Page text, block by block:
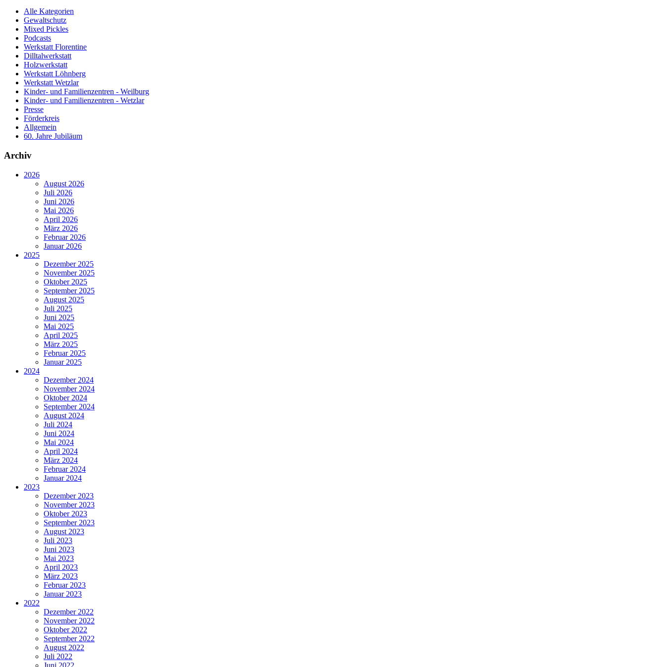
Alle Kategorien
Gewaltschutz
Mixed Pickles
Podcasts
Werkstatt Florentine
Dilltalwerkstatt
Holzwerkstatt
Werkstatt Löhnberg
Werkstatt Wetzlar
Kinder- und Familienzentren - Weilburg
Kinder- und Familienzentren - Wetzlar
Presse
Förderkreis
Allgemein
60. Jahre Jubiläum
Archiv
2026
August 2026
Juli 2026
Juni 2026
Mai 2026
April 2026
März 2026
Februar 2026
Januar 2026
2025
Dezember 2025
November 2025
Oktober 2025
September 2025
August 2025
Juli 2025
Juni 2025
Mai 2025
April 2025
März 2025
Februar 2025
Januar 2025
2024
Dezember 2024
November 2024
Oktober 2024
September 2024
August 2024
Juli 2024
Juni 2024
Mai 2024
April 2024
März 2024
Februar 2024
Januar 2024
2023
Dezember 2023
November 2023
Oktober 2023
September 2023
August 2023
Juli 2023
Juni 2023
Mai 2023
April 2023
März 2023
Februar 2023
Januar 2023
2022
Dezember 2022
November 2022
Oktober 2022
September 2022
August 2022
Juli 2022
Juni 2022